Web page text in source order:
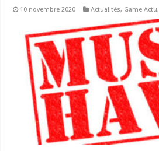
10 novembre 2020 Actualités, Game Actu,